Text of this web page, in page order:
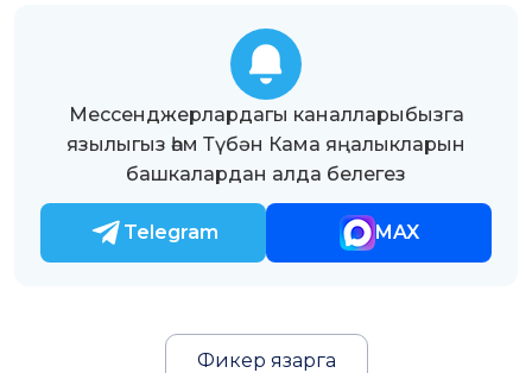
Мессенджерлардагы каналларыбызга
язылыгыз һәм Түбән Кама яңалыкларын
башкалардан алда белегез
Telegram MAX
Фикер язарга